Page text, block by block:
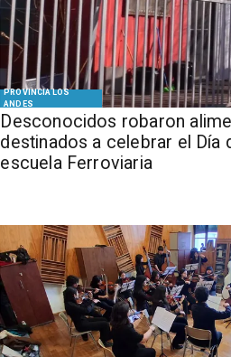
PROVINCIA LOS
ANDES
Desconocidos robaron
destinados a celebrar el Día
escuela Ferroviaria